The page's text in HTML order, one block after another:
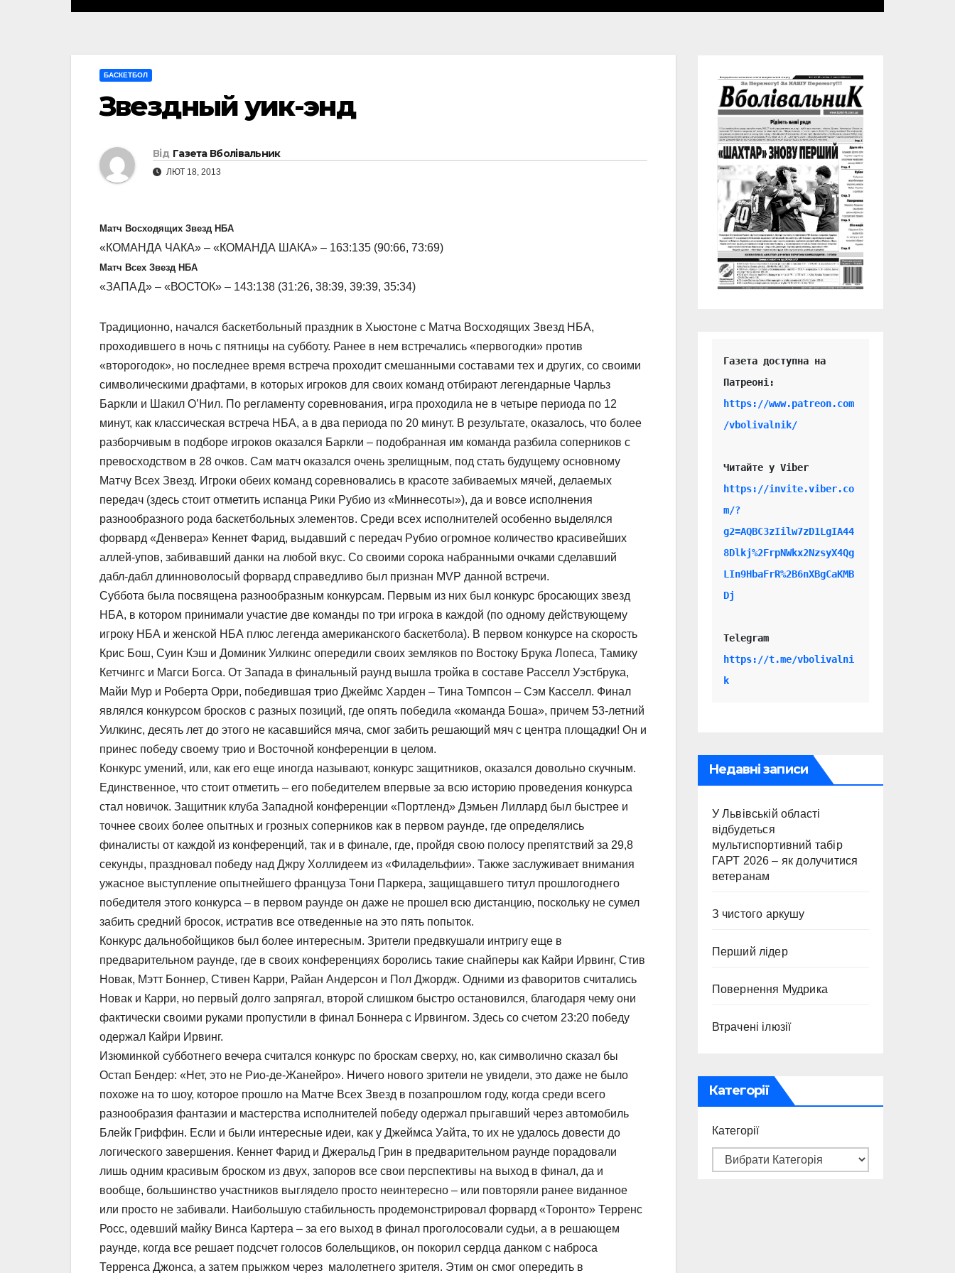
БАСКЕТБОЛ
Звездный уик-энд
Від Газета Вболівальник
ЛЮТ 18, 2013
Матч Восходящих Звезд НБА
«КОМАНДА ЧАКА» – «КОМАНДА ШАКА» – 163:135 (90:66, 73:69)
Матч Всех Звезд НБА
«ЗАПАД» – «ВОСТОК» – 143:138 (31:26, 38:39, 39:39, 35:34)
Традиционно, начался баскетбольный праздник в Хьюстоне с Матча Восходящих Звезд НБА,
проходившего в ночь с пятницы на субботу. Ранее в нем встречались «первогодки» против
«второгодок», но последнее время встреча проходит смешанными составами тех и других, со своими
символическими драфтами, в которых игроков для своих команд отбирают легендарные Чарльз
Баркли и Шакил О’Нил. По регламенту соревнования, игра проходила не в четыре периода по 12
минут, как классическая встреча НБА, а в два периода по 20 минут. В результате, оказалось, что более
разборчивым в подборе игроков оказался Баркли – подобранная им команда разбила соперников с
превосходством в 28 очков. Сам матч оказался очень зрелищным, под стать будущему основному
Матчу Всех Звезд. Игроки обеих команд соревновались в красоте забиваемых мячей, делаемых
передач (здесь стоит отметить испанца Рики Рубио из «Миннесоты»), да и вовсе исполнения
разнообразного рода баскетбольных элементов. Среди всех исполнителей особенно выделялся
форвард «Денвера» Кеннет Фарид, выдавший с передач Рубио огромное количество красивейших
аллей-упов, забивавший данки на любой вкус. Со своими сорока набранными очками сделавший
дабл-дабл длинноволосый форвард справедливо был признан MVP данной встречи.
Суббота была посвящена разнообразным конкурсам. Первым из них был конкурс бросающих звезд
НБА, в котором принимали участие две команды по три игрока в каждой (по одному действующему
игроку НБА и женской НБА плюс легенда американского баскетбола). В первом конкурсе на скорость
Крис Бош, Суин Кэш и Доминик Уилкинс опередили своих земляков по Востоку Брука Лопеса, Тамику
Кетчингс и Магси Богса. От Запада в финальный раунд вышла тройка в составе Расселл Уэстбрука,
Майи Мур и Роберта Орри, победившая трио Джеймс Харден – Тина Томпсон – Сэм Касселл. Финал
являлся конкурсом бросков с разных позиций, где опять победила «команда Боша», причем 53-летний
Уилкинс, десять лет до этого не касавшийся мяча, смог забить решающий мяч с центра площадки! Он и
принес победу своему трио и Восточной конференции в целом.
Конкурс умений, или, как его еще иногда называют, конкурс защитников, оказался довольно скучным.
Единственное, что стоит отметить – его победителем впервые за всю историю проведения конкурса
стал новичок. Защитник клуба Западной конференции «Портленд» Дэмьен Лиллард был быстрее и
точнее своих более опытных и грозных соперников как в первом раунде, где определялись
финалисты от каждой из конференций, так и в финале, где, пройдя свою полосу препятствий за 29,8
секунды, праздновал победу над Джру Холлидеем из «Филадельфии». Также заслуживает внимания
ужасное выступление опытнейшего француза Тони Паркера, защищавшего титул прошлогоднего
победителя этого конкурса – в первом раунде он даже не прошел всю дистанцию, поскольку не сумел
забить средний бросок, истратив все отведенные на это пять попыток.
Конкурс дальнобойщиков был более интересным. Зрители предвкушали интригу еще в
предварительном раунде, где в своих конференциях боролись такие снайперы как Кайри Ирвинг, Стив
Новак, Мэтт Боннер, Стивен Карри, Райан Андерсон и Пол Джордж. Одними из фаворитов считались
Новак и Карри, но первый долго запрягал, второй слишком быстро остановился, благодаря чему они
фактически своими руками пропустили в финал Боннера с Ирвингом. Здесь со счетом 23:20 победу
одержал Кайри Ирвинг.
Изюминкой субботнего вечера считался конкурс по броскам сверху, но, как символично сказал бы
Остап Бендер: «Нет, это не Рио-де-Жанейро». Ничего нового зрители не увидели, это даже не было
похоже на то шоу, которое прошло на Матче Всех Звезд в позапрошлом году, когда среди всего
разнообразия фантазии и мастерства исполнителей победу одержал прыгавший через автомобиль
Блейк Гриффин. Если и были интересные идеи, как у Джеймса Уайта, то их не удалось довести до
логического завершения. Кеннет Фарид и Джеральд Грин в предварительном раунде порадовали
лишь одним красивым броском из двух, запоров все свои перспективы на выход в финал, да и
вообще, большинство участников выглядело просто неинтересно – или повторяли ранее виданное
или просто не забивали. Наибольшую стабильность продемонстрировал форвард «Торонто» Терренс
Росс, одевший майку Винса Картера – за его выход в финал проголосовали судьи, а в решающем
раунде, когда все решает подсчет голосов болельщиков, он покорил сердца данком с наброса
Терренса Джонса, а затем прыжком через малолетнего зрителя. Этим он смог опередить в
Газета доступна на
https://www.patreon.com
/vbolivalnik/
Читайте у Viber
https://invite.viber.co
m/?
g2=AQBC3zIilw7zD1LgIA44
8Dlkj%2FrpNWkx2NzsyX4Qg
LIn9HbaFrR%2B6nXBgCaKMB
Dj
Telegram
https://t.me/vbolivalni
k
Недавні записи
У Львівській області
відбудеться
мультиспортивний табір
ГАРТ 2026 – як долучитися
ветеранам
З чистого аркушу
Перший лідер
Повернення Мудрика
Втрачені ілюзії
Категорії
Категорії